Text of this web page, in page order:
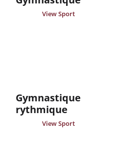
View Sport
Gymnastique
rythmique
View Sport